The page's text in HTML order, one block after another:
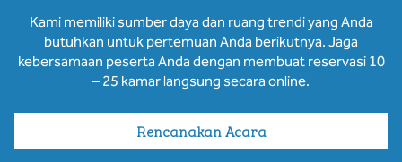
Kami memiliki sumber daya dan ruang trendi yang Anda
butuhkan untuk pertemuan Anda berikutnya. Jaga
kebersamaan peserta Anda dengan membuat reservasi 10
– 25 kamar langsung secara online.
Rencanakan Acara